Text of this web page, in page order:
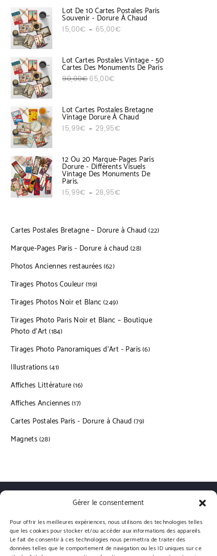
Gérer le consentement
Pour offrir les meilleures expériences, nous utilisons des technologies telles
que les cookies pour stocker et/ou accéder aux informations des appareils.
Le fait de consentir à ces technologies nous permettra de traiter des
données telles que le comportement de navigation ou les ID uniques sur ce
Lot De 10 Cartes Postales Paris
Souvenir - Dorure À Chaud
15,00€ – 65,00€Plage de prix : 15,00€ à 65,00€
Lot Cartes Postales Vintage - 50
Cartes Des Monuments De Paris
90,00€Le prix initial était : 90,00€.
65,00€Le prix actuel est : 65,00€.
Lot Cartes Postales Bretagne
Vintage Dorure À Chaud
15,99€ – 29,95€Plage de prix : 15,99€ à 29,95€
12 Ou 20 Marque-Pages Paris
Dorure - Différents Visuels
Vintage Des Monuments De
Paris.
15,99€ – 28,95€Plage de prix : 15,99€ à 28,95€
Cartes Postales Bretagne – Dorure à Chaud 2222 produits
Marque-Pages Paris - Dorure à chaud 2828 produits
Photos Anciennes restaurées 6262 produits
Tirages Photos Couleur 119119 produits
Tirages Photos Noir et Blanc 249249 produits
Tirages Photo Paris Noir et Blanc – Boutique
Photo d’Art 184184 produits
Tirages Photo Panoramiques d’Art - Paris 66 produits
Illustrations 4141 produits
Affiches Littérature 1616 produits
Affiches Anciennes 1717 produits
Cartes Postales Paris - Dorure à Chaud 7979 produits
Magnets 2828 produits
Livraisons Conditions générales de vente
Politique de confidentialité
Politique de cookies (UE)